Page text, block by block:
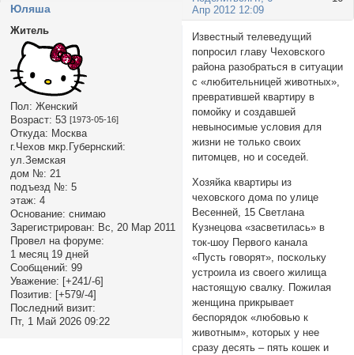
Апр 2012 12:09
Юляша
Житель
Пол: Женский
Возраст: 53 [1973-05-16]
Откуда: Москва
г.Чехов мкр.Губернский:
ул.Земская
дом №: 21
подъезд №: 5
этаж: 4
Основание: снимаю
Зарегистрирован: Вс, 20 Мар 2011
Провел на форуме:
1 месяц 19 дней
Сообщений: 99
Уважение: [+241/-6]
Позитив: [+579/-4]
Последний визит:
Пт, 1 Май 2026 09:22
Известный телеведущий
попросил главу Чеховского
района разобраться в ситуации
с «любительницей животных»,
превратившей квартиру в
помойку и создавшей
невыносимые условия для
жизни не только своих
питомцев, но и соседей.
Хозяйка квартиры из
чеховского дома по улице
Весенней, 15 Светлана
Кузнецова «засветилась» в
ток-шоу Первого канала
«Пусть говорят», поскольку
устроила из своего жилища
настоящую свалку. Пожилая
женщина прикрывает
беспорядок «любовью к
животным», которых у нее
сразу десять – пять кошек и